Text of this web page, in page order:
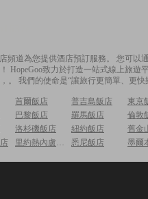
店頻道為您提供酒店預訂服務。 您可
HopeGoo致力於打造一站式線上旅
。 我們的使命是“讓旅行更簡單、更
首爾飯店 普吉島飯店
東京
巴黎飯店 羅馬飯店
倫敦
洛杉磯飯店 紐約飯店
舊金
里約熱內盧飯店 悉尼飯店 墨爾